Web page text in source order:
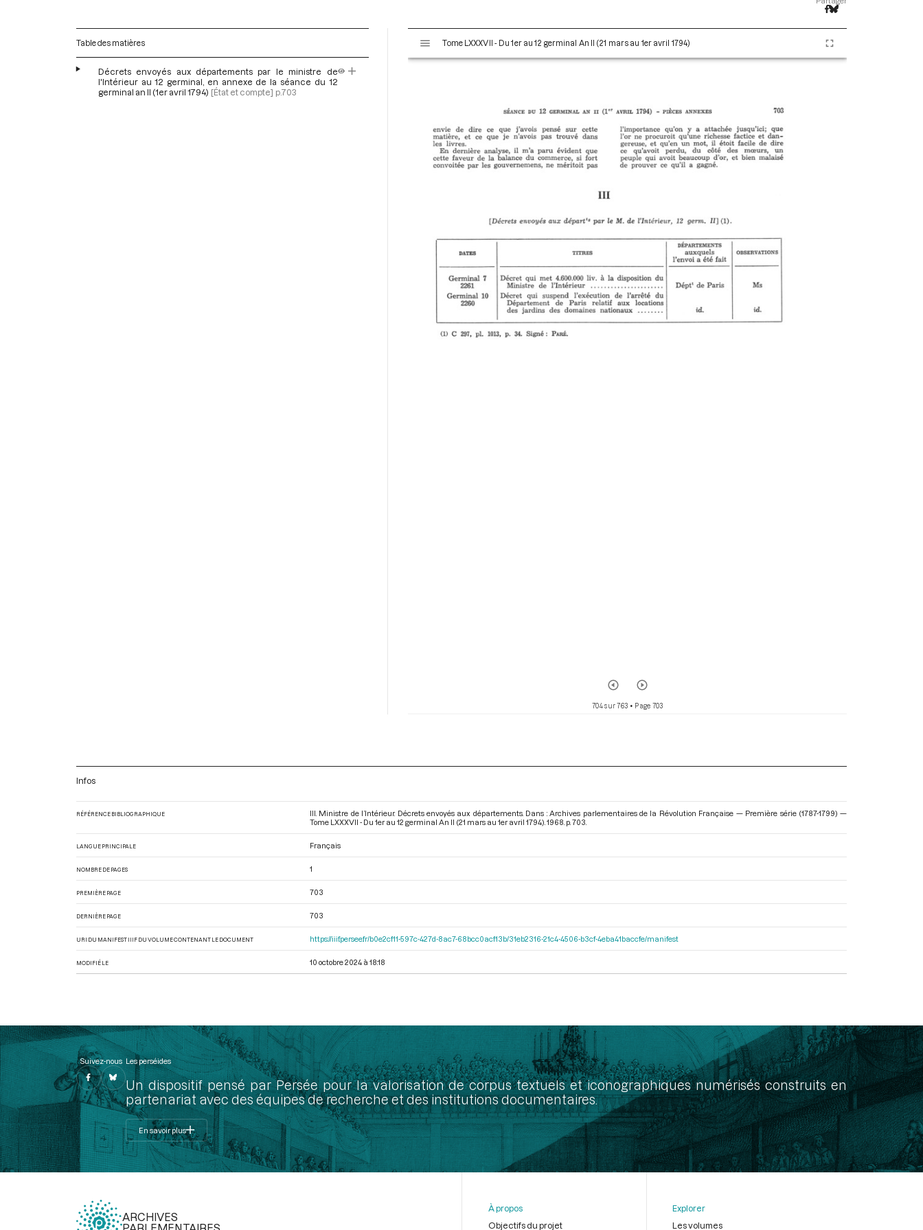
Table des matières
Décrets envoyés aux départements par le ministre de
l'Intérieur au 12 germinal, en annexe de la séance du 12
germinal an II (1er avril 1794) [État et compte] p.703
s
Tome LXXXVII - Du 1er au 12 germinal An II (21 mars au 1er avril 1794)
704 sur 763 • Page 703
Infos
RÉFÉRENCE BIBLIOGRAPHIQUE
III. Ministre de l’Intérieur. Décrets envoyés aux départements. Dans : Archives parlementaires de la Révolution Française — Première série (1787-1799) —
Tome LXXXVII - Du 1er au 12 germinal An II (21 mars au 1er avril 1794) . 1968. p. 703.
LANGUE PRINCIPALE Français
NOMBRE DE PAGES 1
PREMIÈRE PAGE 703
DERNIÈRE PAGE 703
URI DU MANIFEST IIIF DU VOLUME CONTENANT LE DOCUMENT https://iiif.persee.fr/b0e2cf11-597c-427d-8ac7-68bcc0acf13b/31eb2316-21c4-4506-b3cf-4eba41baccfe/manifest
MODIFIÉ LE 10 octobre 2024 à 18:18
Suivez-nous Les perséides
Un dispositif pensé par Persée pour la valorisation de corpus textuels et iconographiques numérisés construits en
partenariat avec des équipes de recherche et des institutions documentaires.
En savoir plus
ARCHIVES
À propos
Objectifs du projet
Explorer
Les volumes